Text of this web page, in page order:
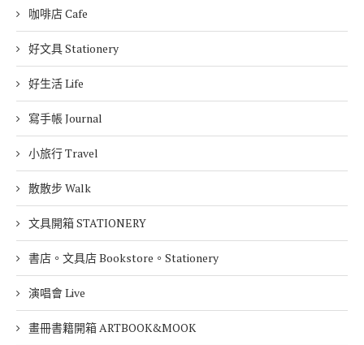
咖啡店 Cafe
好文具 Stationery
好生活 Life
寫手帳 Journal
小旅行 Travel
散散步 Walk
文具開箱 STATIONERY
書店。文具店 Bookstore。Stationery
演唱會 Live
畫冊書籍開箱 ARTBOOK&MOOK